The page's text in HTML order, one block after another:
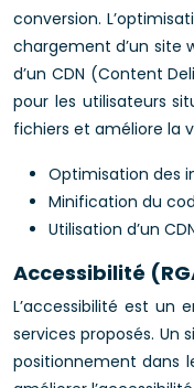
conversion.
chargement d’un site
d’un CDN (Content
pour les utilisateurs
fichiers et améliore la
Optimisation des
Minification du
Utilisation d’un
Accessibilité
L’accessibilité est un
services proposés. Un
positionnement dans